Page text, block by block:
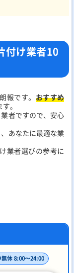
付け業者10
報です。 おすすめ
。
者ですので、安心
あなたに最適な業
業者選びの参考に
無休 8:00〜24:00